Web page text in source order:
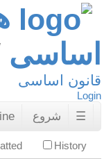
اساسی
قانون اساسی
Login
☰ شروع
History